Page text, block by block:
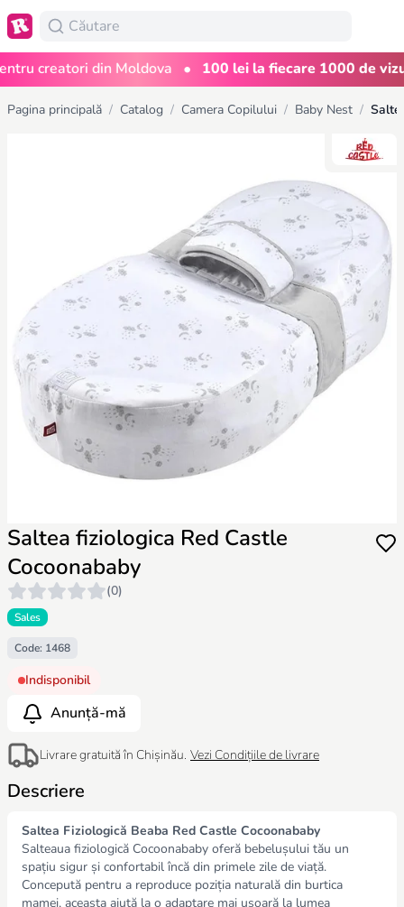
creatori din Moldova • 100 lei la fiecare 1000 de
Pagina principală / Catalog / Camera Copilului / Baby Nest /
Saltea fiziologica Red Castle
Cocoonababy
(0)
Sales
Code: 1468
Indisponibil
Anunță-mă
Livrare gratuită în Chișinău. Vezi Condițiile de livrare
Descriere
Saltea Fiziologică Beaba Red Castle Cocoonababy
Salteaua fiziologică Cocoonababy oferă bebelușului tău un
spațiu sigur și confortabil încă din primele zile de viață.
Concepută pentru a reproduce poziția naturală din burtica
mamei, aceasta ajută la o adaptare mai ușoară la lumea